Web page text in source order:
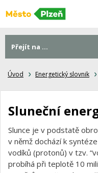
Úvod Energetický slovnik
Sluneční
Slunce je v podstatě
v němž dochází k
vodíků (protonů) v tzv.
probíhá při teplotě 10
Přejít na ...